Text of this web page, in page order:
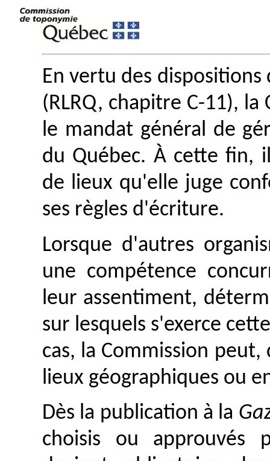
En vertu des dispositions
(RLRQ, chapitre C-11),
le mandat général de
du Québec. À cette fin,
de lieux qu'elle juge
ses règles d'écriture.
Lorsque d'autres
une compétence
leur assentiment,
sur lesquels s'exerce
cas, la Commission
lieux géographiques ou
Dès la publication à la
choisis ou approuvés